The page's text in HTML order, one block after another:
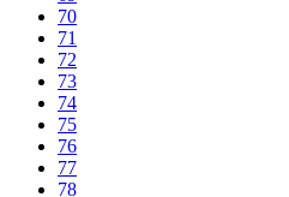
70
71
72
73
74
75
76
77
78